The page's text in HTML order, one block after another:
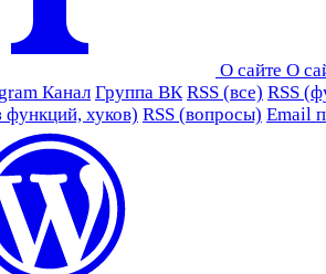
О сайте О
Канал Группа ВК RSS (все) RSS
функций, хуков) RSS (вопросы) Email